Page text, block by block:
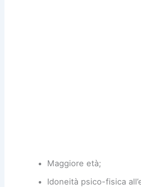
Maggiore età;
Idoneità psico-fisica